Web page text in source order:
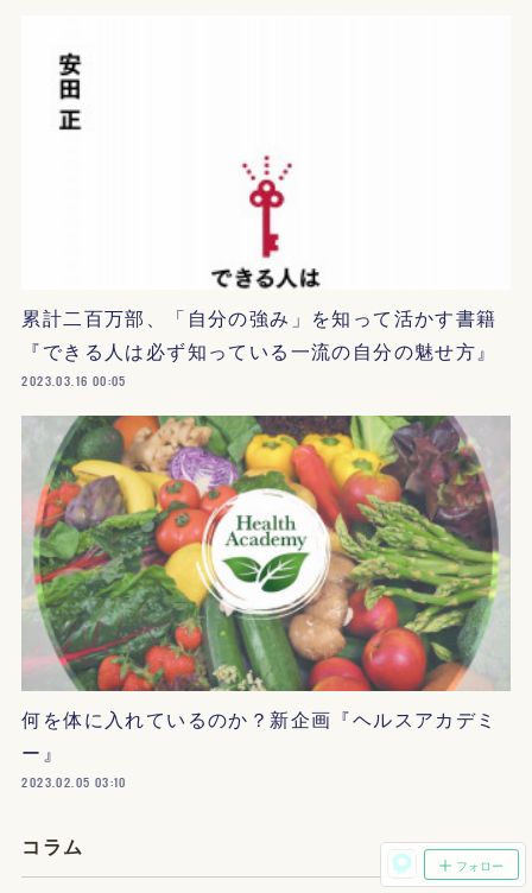
累計二百万部、「自分の強み」を知って活かす書籍
『できる人は必ず知っている一流の自分の魅せ方』
2023.03.16 00:05
何を体に入れているのか？新企画『ヘルスアカデミ
ー』
2023.02.05 03:10
コラム
フォロー